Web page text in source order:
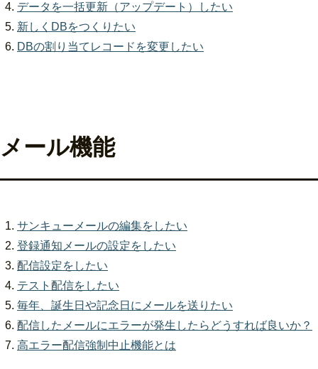
データを一括更新（アップデート）したい
新しくDBをつくりたい
DBの割り当てレコードを変更したい
メール機能
サンキューメールの編集をしたい
登録通知メールの設定をしたい
配信設定をしたい
テスト配信をしたい
毎年、誕生日や記念日にメールを送りたい
配信したメールにエラーが発生したらどうすれば良いか？
高エラー配信強制中止機能とは